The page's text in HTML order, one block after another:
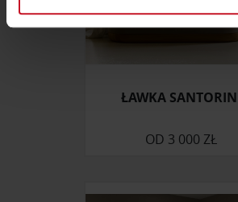
zmienić lub wycofać swoją zgodę w
analizować ruch w naszej witrynie.
społecznościowym, reklamowym i
ŁAWKA
OD 3 000 ZŁ